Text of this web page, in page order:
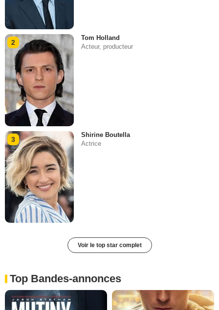
2
Tom Holland
Acteur, producteur
3
Shirine Boutella
Actrice
Voir le top star complet
Top Bandes-annonces